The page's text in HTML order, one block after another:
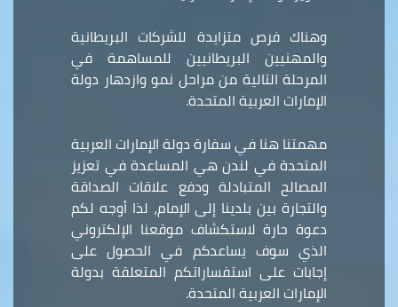
وهناك فرص متزايدة للشركات البريطانية
والمهنيين البريطانيين للمساهمة في
المرحلة التالية من مراحل نمو وازدهار دولة
الإمارات العربية المتحدة.
مهمتنا هنا في سفارة دولة الإمارات العربية
المتحدة في لندن هي المساعدة في تعزيز
المصالح المتبادلة ودفع علاقات الصداقة
والتجارة بين بلدينا إلى الإمام، لذا أوجه لكم
دعوة حارة لاستكشاف موقعنا الإلكتروني
الذي سوف يساعدكم في الحصول على
إجابات على استفساراتكم المتعلقة بدولة
الإمارات العربية المتحدة.